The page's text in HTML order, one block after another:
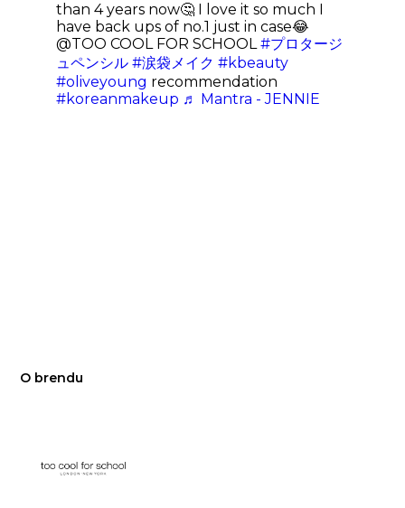
than 4 years now🤔 I love it so much I
have back ups of no.1 just in case😂
@TOO COOL FOR SCHOOL#プロタージ
ュペンシル #涙袋メイク #kbeauty
#oliveyoung recommendation
#koreanmakeup ♬ Mantra - JENNIE
O brendu